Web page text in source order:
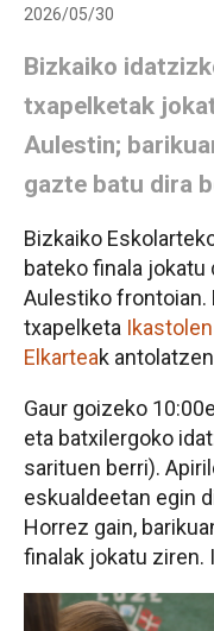
2026/05/30
Bizkaiko
txapelketak
Aulestin;
gazte batu dira
Bizkaiko
bateko finala jokatu
Aulestiko frontoian.
txapelketa
Elkarteak
Gaur goizeko
eta batxilergoko
sarituen berri).
eskualdeetan egin
Horrez gain,
finalak jokatu ziren.